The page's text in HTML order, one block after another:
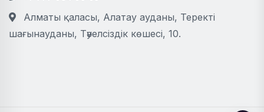
Алматы қаласы, Алатау ауданы, Теректі
шағынауданы, Тәуелсіздік көшесі, 10.